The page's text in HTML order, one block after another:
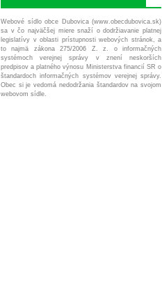
Webové sídlo obce Dubovica (www.obecdubovica.sk)
sa v čo najväčšej miere snaží o dodržiavanie platnej
legislatívy v oblasti prístupnosti webových stránok, a
to najmä zákona 275/2006 Z. z. o informačných
systémoch verejnej správy v znení neskorších
predpisov a platného výnosu Ministerstva financií SR o
štandardoch informačných systémov verejnej správy.
Obec si je vedomá nedodržania štandardov na svojom
webovom sídle.